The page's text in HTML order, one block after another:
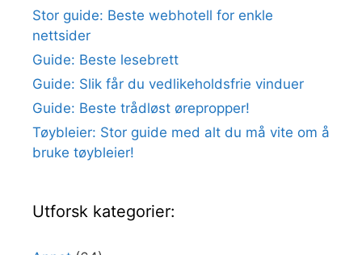
Stor guide: Beste webhotell for enkle
nettsider
Guide: Beste lesebrett
Guide: Slik får du vedlikeholdsfrie vinduer
Guide: Beste trådløst ørepropper!
Tøybleier: Stor guide med alt du må vite om å
bruke tøybleier!
Utforsk kategorier: